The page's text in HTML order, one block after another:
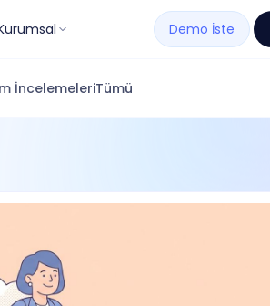
Demo İste
İncelemeleriTümü